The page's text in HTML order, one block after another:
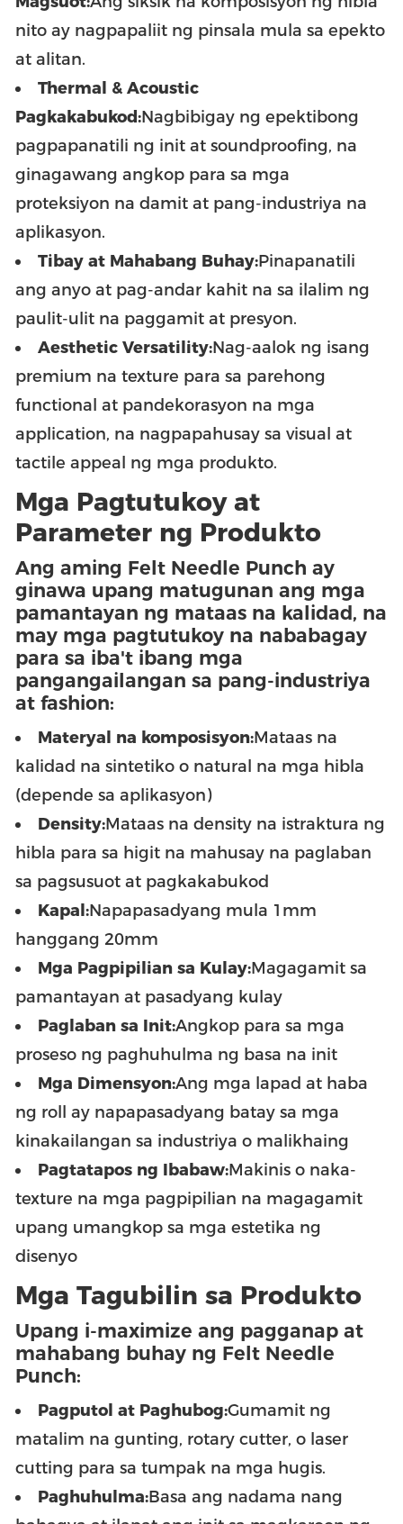
nito ay nagpapaliit ng pinsala mula sa epekto
at alitan.
Thermal & Acoustic
Pagkakabukod:Nagbibigay ng epektibong
pagpapanatili ng init at soundproofing, na
ginagawang angkop para sa mga
proteksiyon na damit at pang-industriya na
aplikasyon.
Tibay at Mahabang Buhay:Pinapanatili
ang anyo at pag-andar kahit na sa ilalim ng
paulit-ulit na paggamit at presyon.
Aesthetic Versatility:Nag-aalok ng isang
premium na texture para sa parehong
functional at pandekorasyon na mga
application, na nagpapahusay sa visual at
tactile appeal ng mga produkto.
Mga Pagtutukoy at
Parameter ng Produkto
Ang aming Felt Needle Punch ay
ginawa upang matugunan ang mga
pamantayan ng mataas na kalidad, na
may mga pagtutukoy na nababagay
para sa iba't ibang mga
pangangailangan sa pang-industriya
at fashion:
Materyal na komposisyon:Mataas na
kalidad na sintetiko o natural na mga hibla
(depende sa aplikasyon)
Density:Mataas na density na istraktura ng
hibla para sa higit na mahusay na paglaban
sa pagsusuot at pagkakabukod
Kapal:Napapasadyang mula 1mm
hanggang 20mm
Mga Pagpipilian sa Kulay:Magagamit sa
pamantayan at pasadyang kulay
Paglaban sa Init:Angkop para sa mga
proseso ng paghuhulma ng basa na init
Mga Dimensyon:Ang mga lapad at haba
ng roll ay napapasadyang batay sa mga
kinakailangan sa industriya o malikhaing
Pagtatapos ng Ibabaw:Makinis o naka-
texture na mga pagpipilian na magagamit
upang umangkop sa mga estetika ng
disenyo
Mga Tagubilin sa Produkto
Upang i-maximize ang pagganap at
mahabang buhay ng Felt Needle
Punch:
Pagputol at Paghubog:Gumamit ng
matalim na gunting, rotary cutter, o laser
cutting para sa tumpak na mga hugis.
Paghuhulma:Basa ang nadama nang